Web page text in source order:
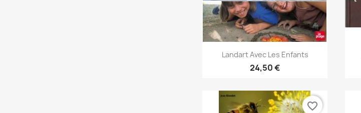
Aperçu rapide
Landart Avec Les Enfants
24,50 €
favorite_border